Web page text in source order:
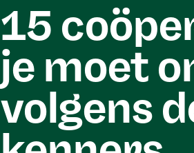
15
je moet
volgens